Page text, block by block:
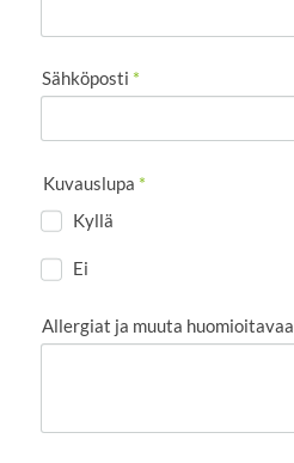
Sähköposti *
Kuvauslupa *
Kyllä
Ei
Allergiat ja muuta huomioitavaa